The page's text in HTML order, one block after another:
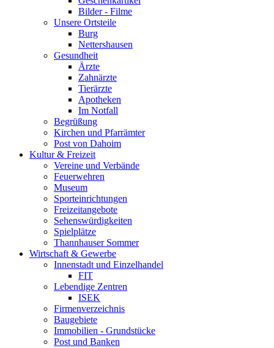
Bilder - Filme
Unsere Ortsteile
Burg
Nettershausen
Gesundheit
Ärzte
Zahnärzte
Tierärzte
Apotheken
Im Notfall
Begrüßung
Kirchen und Pfarrämter
Post von Dahoim
Kultur & Freizeit
Vereine und Verbände
Feuerwehren
Museum
Sporteinrichtungen
Freizeitangebote
Sehenswürdigkeiten
Spielplätze
Thannhauser Sommer
Wirtschaft & Gewerbe
Innenstadt und Einzelhandel
FIT
Lebendige Zentren
ISEK
Firmenverzeichnis
Baugebiete
Immobilien - Grundstücke
Post und Banken